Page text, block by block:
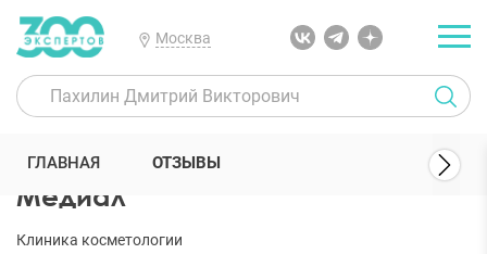
Москва
300 Экспертов Клиники
Медиал
Клиника косметологии
ГЛАВНАЯ ОТЗЫВЫ